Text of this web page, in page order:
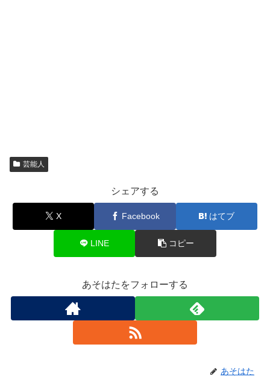
芸能人
シェアする
X Facebook はてブ
LINE コピー
あそはたをフォローする
あそはた